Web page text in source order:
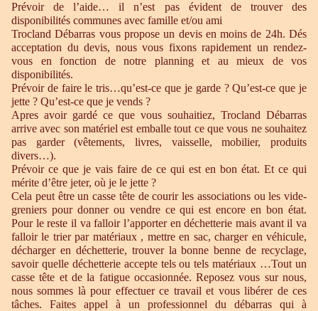
Prévoir de l’aide… il n’est pas évident de trouver des
disponibilités communes avec famille et/ou ami
Trocland Débarras vous propose un devis en moins de 24h. Dés
acceptation du devis, nous vous fixons rapidement un rendez-
vous en fonction de notre planning et au mieux de vos
disponibilités.
Prévoir de faire le tris…qu’est-ce que je garde ? Qu’est-ce que je
jette ? Qu’est-ce que je vends ?
Apres avoir gardé ce que vous souhaitiez, Trocland Débarras
arrive avec son matériel est emballe tout ce que vous ne souhaitez
pas garder (vêtements, livres, vaisselle, mobilier, produits
divers…).
Prévoir ce que je vais faire de ce qui est en bon état. Et ce qui
mérite d’être jeter, où je le jette ?
Cela peut être un casse tête de courir les associations ou les vide-
greniers pour donner ou vendre ce qui est encore en bon état.
Pour le reste il va falloir l’apporter en déchetterie mais avant il va
falloir le trier par matériaux , mettre en sac, charger en véhicule,
décharger en déchetterie, trouver la bonne benne de recyclage,
savoir quelle déchetterie accepte tels ou tels matériaux …Tout un
casse tête et de la fatigue occasionnée. Reposez vous sur nous,
nous sommes là pour effectuer ce travail et vous libérer de ces
tâches. Faites appel à un professionnel du débarras qui à